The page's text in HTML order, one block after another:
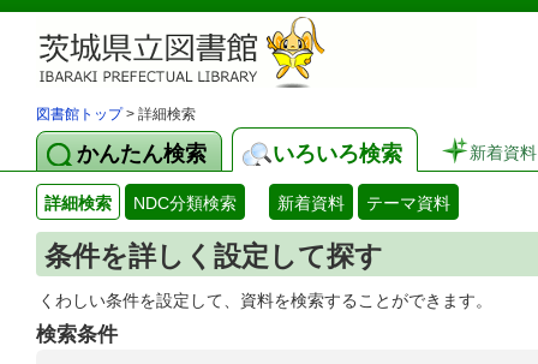
図書館トップ> 詳細検索
かんたん検索 いろいろ検索 新着資料
詳細検索 NDC分類検索 新着資料 テーマ資料
条件を詳しく設定して探す
くわしい条件を設定して、資料を検索することができます。
検索条件